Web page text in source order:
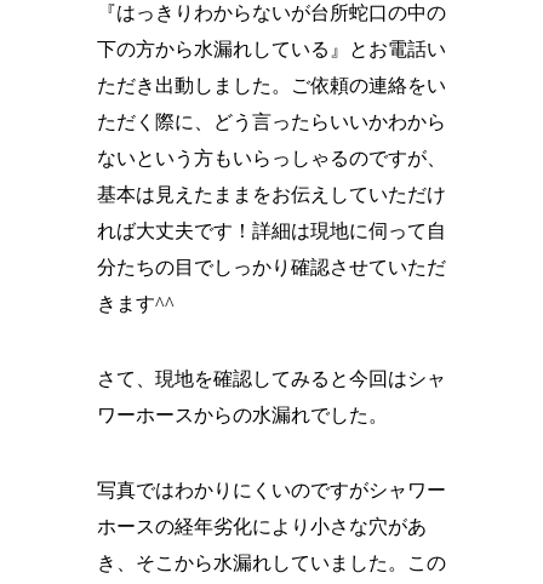
『はっきりわからないが台所蛇口の中の
下の方から水漏れしている』とお電話い
ただき出動しました。ご依頼の連絡をい
ただく際に、どう言ったらいいかわから
ないという方もいらっしゃるのですが、
基本は見えたままをお伝えしていただけ
れば大丈夫です！詳細は現地に伺って自
分たちの目でしっかり確認させていただ
きます^^
さて、現地を確認してみると今回はシャ
ワーホースからの水漏れでした。
写真ではわかりにくいのですがシャワー
ホースの経年劣化により小さな穴があ
き、そこから水漏れしていました。この